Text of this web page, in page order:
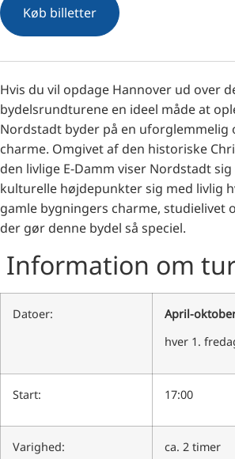
Køb billetter
Hvis du vil opdage Hannover ud over
bydelsrundturene en ideel måde at
Nordstadt byder på en uforglemmelig
charme. Omgivet af den historiske
den livlige E-Damm viser Nordstadt
kulturelle højdepunkter sig med livlig
gamle bygningers charme, studielivet
der gør denne bydel så speciel.
Information om
Datoer:
April-
hver 1.
Start: 17:00
Varighed: ca. 2 timer